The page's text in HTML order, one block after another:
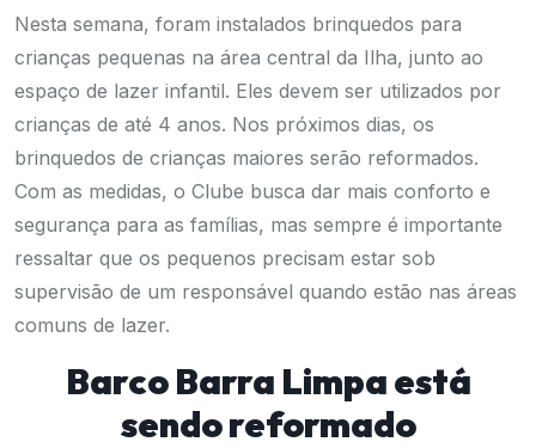
Nesta semana, foram instalados brinquedos para
crianças pequenas na área central da Ilha, junto ao
espaço de lazer infantil. Eles devem ser utilizados por
crianças de até 4 anos. Nos próximos dias, os
brinquedos de crianças maiores serão reformados.
Com as medidas, o Clube busca dar mais conforto e
segurança para as famílias, mas sempre é importante
ressaltar que os pequenos precisam estar sob
supervisão de um responsável quando estão nas áreas
comuns de lazer.
Barco Barra Limpa está
sendo reformado